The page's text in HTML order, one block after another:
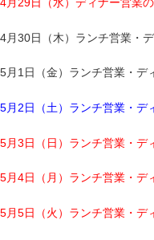
4月30日（木）ランチ営業・
5月1日（金）ランチ営業・デ
5月2日（土）ランチ営業・デ
5月3日（日）ランチ営業・デ
5月4日（月）ランチ営業・デ
5月5日（火）ランチ営業・デ